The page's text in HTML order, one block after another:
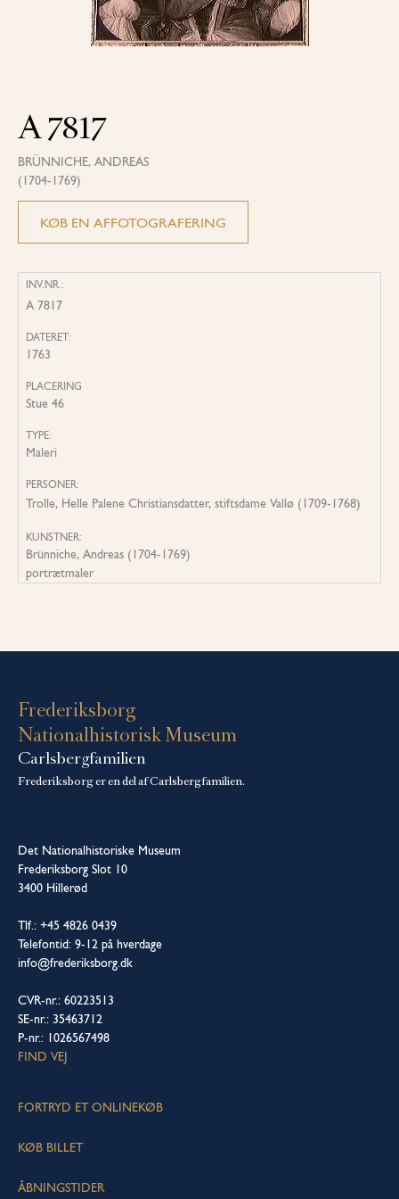
A 7817
BRÜNNICHE, ANDREAS
(1704-1769)
KØB EN AFFOTOGRAFERING
INV.NR.:
A 7817
DATERET:
1763
PLACERING
Stue 46
TYPE:
Maleri
PERSONER:
Trolle, Helle Palene Christiansdatter, stiftsdame Vallø (1709-1768)
KUNSTNER:
Brünniche, Andreas (1704-1769)
portrætmaler
Frederiksborg
Nationalhistorisk Museum
Carlsbergfamilien
Frederiksborg er en del af Carlsbergfamilien.
Det Nationalhistoriske Museum
Frederiksborg Slot 10
3400 Hillerød
Tlf.: +45 4826 0439
Telefontid: 9-12 på hverdage
info@frederiksborg.dk
CVR-nr.: 60223513
SE-nr.: 35463712
P-nr.: 1026567498
FIND VEJ
FORTRYD ET ONLINEKØB
KØB BILLET
ÅBNINGSTIDER